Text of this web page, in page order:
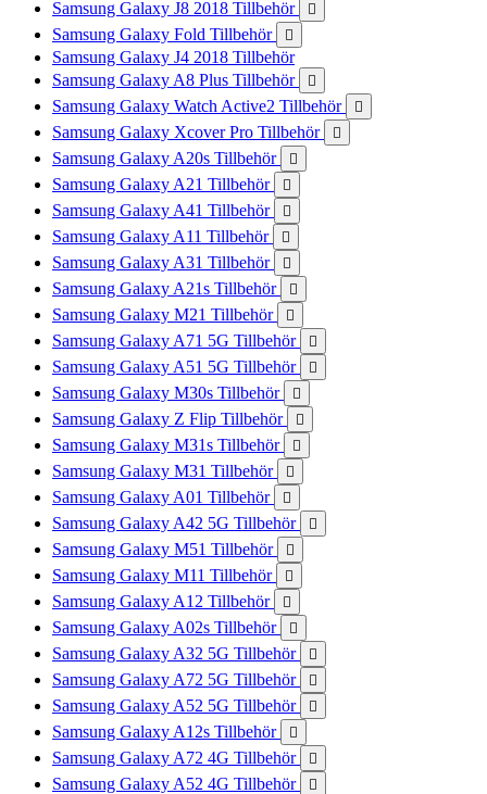
Samsung Galaxy J8 2018 Tillbehör 
Samsung Galaxy Fold Tillbehör 
Samsung Galaxy J4 2018 Tillbehör
Samsung Galaxy A8 Plus Tillbehör

Samsung Galaxy Watch Active2 Tillbehör 
Samsung Galaxy Xcover Pro Tillbehör 
Samsung Galaxy A20s Tillbehör 
Samsung Galaxy A21 Tillbehör 
Samsung Galaxy A41 Tillbehör 
Samsung Galaxy A11 Tillbehör 
Samsung Galaxy A31 Tillbehör 
Samsung Galaxy A21s Tillbehör 
Samsung Galaxy M21 Tillbehör 
Samsung Galaxy A71 5G Tillbehör 
Samsung Galaxy A51 5G Tillbehör 
Samsung Galaxy M30s Tillbehör 
Samsung Galaxy Z Flip Tillbehör 
Samsung Galaxy M31s Tillbehör 
Samsung Galaxy M31 Tillbehör 
Samsung Galaxy A01 Tillbehör 
Samsung Galaxy A42 5G Tillbehör 
Samsung Galaxy M51 Tillbehör 
Samsung Galaxy M11 Tillbehör 
Samsung Galaxy A12 Tillbehör 
Samsung Galaxy A02s Tillbehör 
Samsung Galaxy A32 5G Tillbehör 
Samsung Galaxy A72 5G Tillbehör 
Samsung Galaxy A52 5G Tillbehör 
Samsung Galaxy A12s Tillbehör 
Samsung Galaxy A72 4G Tillbehör 
Samsung Galaxy A52 4G Tillbehör 